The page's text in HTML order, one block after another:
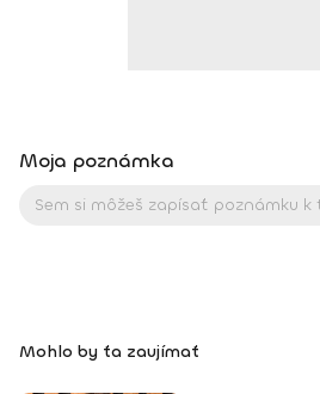
Moja poznámka
Mohlo by ťa zaujímať